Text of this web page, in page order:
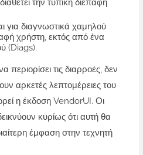
την τυπική διεπαφή
για διαγνωστικά χαμηλού
χρήστη, εκτός από ένα
(Diags).
περιορίσει τις διαρροές, δεν
αρκετές λεπτομέρειες του
η έκδοση VendorUI. Οι
κυρίως ότι αυτή θα
έμφαση στην τεχνητή